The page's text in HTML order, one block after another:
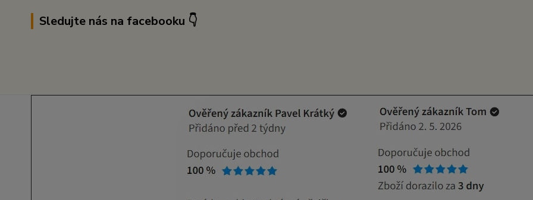
Sledujte nás na facebooku 👇